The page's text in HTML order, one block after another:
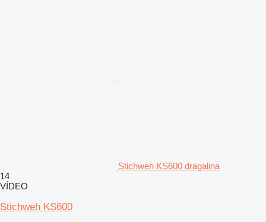
Stichweh KS600 dragalina
14
VÍDEO
Stichweh KS600